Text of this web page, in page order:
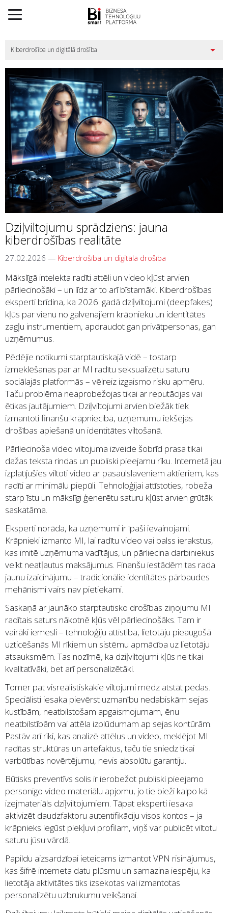
Dziļviltojumu sprādziens: jauna
kiberdrošības realitāte
27.02.2026 — Kiberdrošība un digitālā drošība
Mākslīgā intelekta radīti attēli un video kļūst arvien
pārliecinošāki – un līdz ar to arī bīstamāki. Kiberdrošības
eksperti brīdina, ka 2026. gadā dziļviltojumi (deepfakes)
kļūs par vienu no galvenajiem krāpnieku un identitātes
zagļu instrumentiem, apdraudot gan privātpersonas, gan
uzņēmumus.
Pēdējie notikumi starptautiskajā vidē – tostarp
izmeklēšanas par ar MI radītu seksualizētu saturu
sociālajās platformās – vēlreiz izgaismo risku apmēru.
Taču problēma neaprobežojas tikai ar reputācijas vai
ētikas jautājumiem. Dziļviltojumi arvien biežāk tiek
izmantoti finanšu krāpniecībā, uzņēmumu iekšējās
drošības apiešanā un identitātes viltošanā.
Pārliecinoša video viltojuma izveide šobrīd prasa tikai
dažas teksta rindas un publiski pieejamu rīku. Internetā jau
izplatījušies viltoti video ar pasaulslaveniem aktieriem, kas
radīti ar minimālu piepūli. Tehnoloģijai attīstoties, robeža
starp īstu un mākslīgi ģenerētu saturu kļūst arvien grūtāk
saskatāma.
Eksperti norāda, ka uzņēmumi ir īpaši ievainojami.
Krāpnieki izmanto MI, lai radītu video vai balss ierakstus,
kas imitē uzņēmuma vadītājus, un pārliecina darbiniekus
veikt neatļautus maksājumus. Finanšu iestādēm tas rada
jaunu izaicinājumu – tradicionālie identitātes pārbaudes
mehānismi vairs nav pietiekami.
Saskaņā ar jaunāko starptautisko drošības ziņojumu MI
radītais saturs nākotnē kļūs vēl pārliecinošāks. Tam ir
vairāki iemesli – tehnoloģiju attīstība, lietotāju pieaugošā
uzticēšanās MI rīkiem un sistēmu apmācība uz lietotāju
atsauksmēm. Tas nozīmē, ka dziļviltojumi kļūs ne tikai
kvalitatīvāki, bet arī personalizētāki.
Tomēr pat visreālistiskākie viltojumi mēdz atstāt pēdas.
Speciālisti iesaka pievērst uzmanību nedabiskām sejas
kustībām, neatbilstošam apgaismojumam, ēnu
neatbilstībām vai attēla izplūdumam ap sejas kontūrām.
Pastāv arī rīki, kas analizē attēlus un video, meklējot MI
radītas struktūras un artefaktus, taču tie sniedz tikai
varbūtības novērtējumu, nevis absolūtu garantiju.
Būtisks preventīvs solis ir ierobežot publiski pieejamo
personīgo video materiālu apjomu, jo tie bieži kalpo kā
izejmateriāls dziļviltojumiem. Tāpat eksperti iesaka
aktivizēt daudzfaktoru autentifikāciju visos kontos – ja
krāpnieks iegūst piekļuvi profilam, viņš var publicēt viltotu
saturu jūsu vārdā.
Papildu aizsardzībai ieteicams izmantot VPN risinājumus,
kas šifrē interneta datu plūsmu un samazina iespēju, ka
lietotāja aktivitātes tiks izsekotas vai izmantotas
personalizētu uzbrukumu veikšanai.